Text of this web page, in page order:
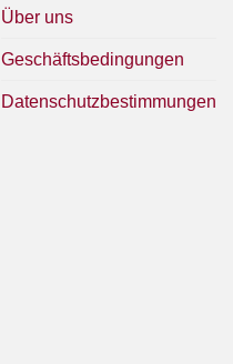
Über uns
Geschäftsbedingungen
Datenschutzbestimmungen